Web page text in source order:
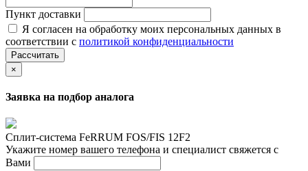
Пункт доставки
Я согласен на обработку моих персональных данных в
соответствии с политикой конфиденциальности
Рассчитать
×
Заявка на подбор аналога
Сплит-система FeRRUM FOS/FIS 12F2
Укажите номер вашего телефона и специалист свяжется с
Вами